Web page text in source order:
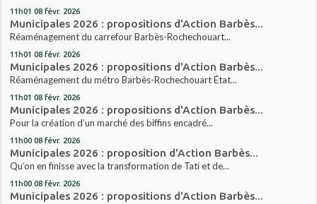
11h01 08 févr. 2026
Municipales 2026 : propositions d'Action Barbès...
Réaménagement du carrefour Barbès-Rochechouart...
11h01 08 févr. 2026
Municipales 2026 : propositions d'Action Barbès...
Réaménagement du métro Barbès-Rochechouart État...
11h01 08 févr. 2026
Municipales 2026 : propositions d'Action Barbès...
Pour la création d’un marché des biffins encadré...
11h00 08 févr. 2026
Municipales 2026 : proposition d'Action Barbès...
Qu’on en finisse avec la transformation de Tati et de...
11h00 08 févr. 2026
Municipales 2026 : propositions d'Action Barbès...